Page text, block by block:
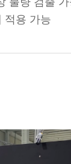
적용 가능